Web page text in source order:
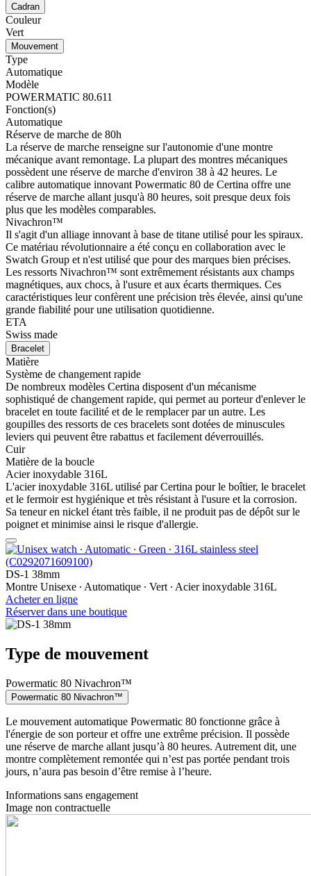
Cadran
Couleur
Vert
Mouvement
Type
Automatique
Modèle
POWERMATIC 80.611
Fonction(s)
Automatique
Réserve de marche de 80h
La réserve de marche renseigne sur l'autonomie d'une montre
mécanique avant remontage. La plupart des montres mécaniques
possèdent une réserve de marche d'environ 38 à 42 heures. Le
calibre automatique innovant Powermatic 80 de Certina offre une
réserve de marche allant jusqu'à 80 heures, soit presque deux fois
plus que les modèles comparables.
Nivachron™
Il s'agit d'un alliage innovant à base de titane utilisé pour les spiraux.
Ce matériau révolutionnaire a été conçu en collaboration avec le
Swatch Group et n'est utilisé que pour des marques bien précises.
Les ressorts Nivachron™ sont extrêmement résistants aux champs
magnétiques, aux chocs, à l'usure et aux écarts thermiques. Ces
caractéristiques leur confèrent une précision très élevée, ainsi qu'une
grande fiabilité pour une utilisation quotidienne.
ETA
Swiss made
Bracelet
Matière
Système de changement rapide
De nombreux modèles Certina disposent d'un mécanisme
sophistiqué de changement rapide, qui permet au porteur d'enlever le
bracelet en toute facilité et de le remplacer par un autre. Les
goupilles des ressorts de ces bracelets sont dotées de minuscules
leviers qui peuvent être rabattus et facilement déverrouillés.
Cuir
Matière de la boucle
Acier inoxydable 316L
L'acier inoxydable 316L utilisé par Certina pour le boîtier, le bracelet
et le fermoir est hygiénique et très résistant à l'usure et la corrosion.
Sa teneur en nickel étant très faible, il ne produit pas de dépôt sur le
poignet et minimise ainsi le risque d'allergie.
DS-1 38mm
Montre Unisexe ∙ Automatique ∙ Vert ∙ Acier inoxydable 316L
Acheter en ligne
Réserver dans une boutique
Type de mouvement
Powermatic 80 Nivachron™
Powermatic 80 Nivachron™
Le mouvement automatique Powermatic 80 fonctionne grâce à
l'énergie de son porteur et offre une extrême précision. Il possède
une réserve de marche allant jusqu’à 80 heures. Autrement dit, une
montre complètement remontée qui n’est pas portée pendant trois
jours, n’aura pas besoin d’être remise à l’heure.
Informations sans engagement
Image non contractuelle